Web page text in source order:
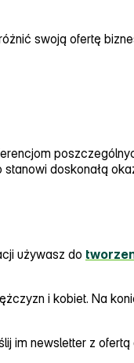
swoją ofertę
doskonałą
używasz do
i kobiet. Na
im newsletter z ofertą